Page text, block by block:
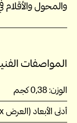
والمحول
المواصفات
الوزن:0,38 كجم
أدنى الأبعاد (العرض x العمق x الارتفاع):